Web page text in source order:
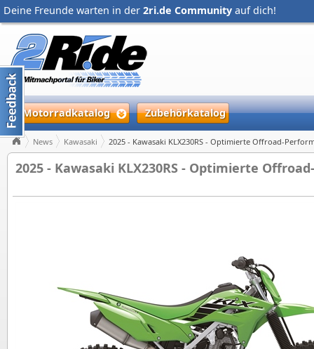
Deine Freunde warten in der 2ri.de Community auf dich!
Motorradkatalog Zubehörkatalog
News Kawasaki 2025 - Kawasaki KLX230RS - Optimierte Offroad-
2025 - Kawasaki KLX230RS - Optimierte